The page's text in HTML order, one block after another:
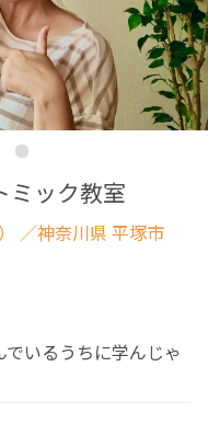
ミック教室
／神奈川県 平塚市
いるうちに学んじゃ